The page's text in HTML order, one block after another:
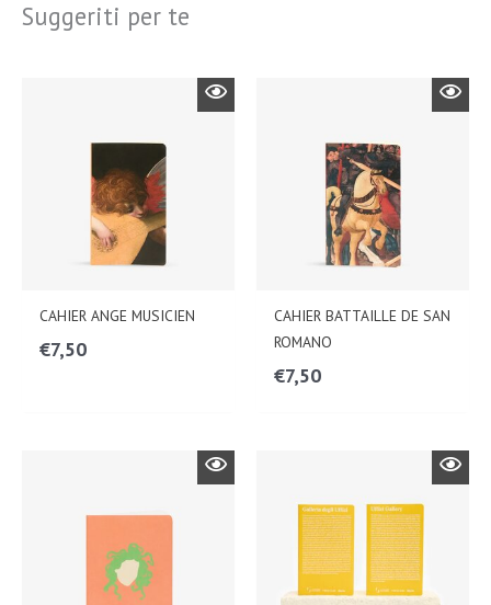
Suggeriti per te
CAHIER ANGE MUSICIEN
€7,50
CAHIER BATTAILLE DE SAN
ROMANO
€7,50